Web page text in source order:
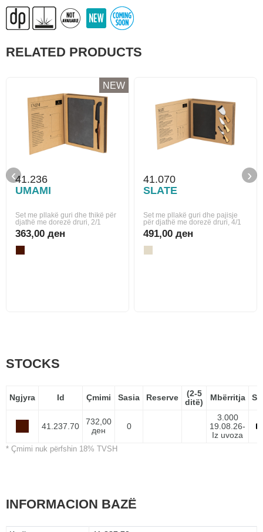
RELATED PRODUCTS
NEW
41.236
UMAMI
Set me pllakë guri dhe thikë për
djathë me dorezë druri, 2/1
363,00 ден
41.070
SLATE
Set me pllakë guri dhe pajisje
për djathë me dorezë druri, 4/1
491,00 ден
‹ ›
STOCKS
Ngjyra Id Çmimi Sasia Reserve
(2-5
ditë)
Mbërritja
41.237.70
732,00
ден
0
3.000
19.08.26-
Iz uvoza
* Çmimi nuk përfshin 18% TVSH
INFORMACION BAZË